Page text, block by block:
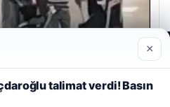
Kurtaran Havalimanı
daha iyi anlayabilmek,
geliştirmek amacıyla çerezler
×
talimat verdi! Basın